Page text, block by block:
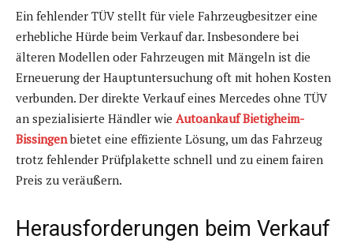
Ein fehlender TÜV stellt für viele Fahrzeugbesitzer eine
erhebliche Hürde beim Verkauf dar. Insbesondere bei
älteren Modellen oder Fahrzeugen mit Mängeln ist die
Erneuerung der Hauptuntersuchung oft mit hohen Kosten
verbunden. Der direkte Verkauf eines Mercedes ohne TÜV
an spezialisierte Händler wie Autoankauf Bietigheim-
Bissingenbietet eine effiziente Lösung, um das Fahrzeug
trotz fehlender Prüfplakette schnell und zu einem fairen
Preis zu veräußern.
Herausforderungen beim Verkauf